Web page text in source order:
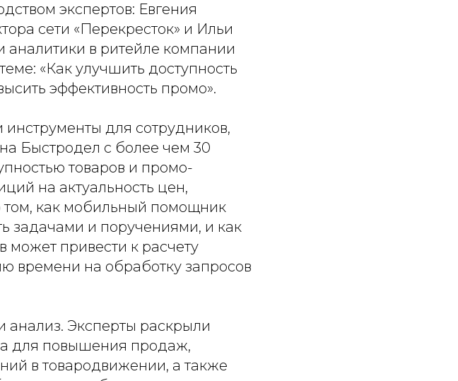
экспертов: Евгения
сети «Перекресток» и Ильи
аналитики в ритейле компании
«Как улучшить доступность
эффективность промо».
инструменты для сотрудников,
Быстродел с более чем 30
товаров и промо-
на актуальность цен,
том, как мобильный помощник
задачами и поручениями, и как
может привести к расчету
времени на обработку запросов
анализ. Эксперты раскрыли
для повышения продаж,
в товародвижении, а также